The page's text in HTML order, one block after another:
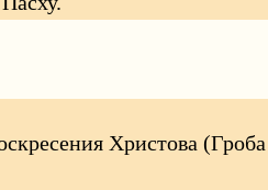
Христова